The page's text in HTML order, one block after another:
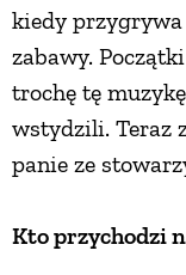
kiedy przygrywa
zabawy.
trochę tę
wstydzili. Teraz
panie ze
Kto przychodzi